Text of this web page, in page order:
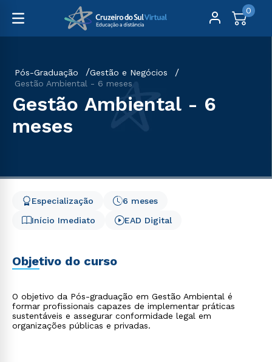
0
Pós-Graduação
Gestão e Negócios
Gestão Ambiental - 6 meses
Gestão Ambiental - 6
meses
Início Imediato
6 meses
Especialização
EAD Digital
Objetivo do curso
O objetivo da Pós-graduação em Gestão Ambiental é
formar profissionais capazes de implementar práticas
sustentáveis e assegurar conformidade legal em
organizações públicas e privadas.